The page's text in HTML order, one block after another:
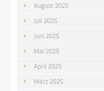
August 2025
Juli 2025
Juni 2025
Mai 2025
April 2025
März 2025